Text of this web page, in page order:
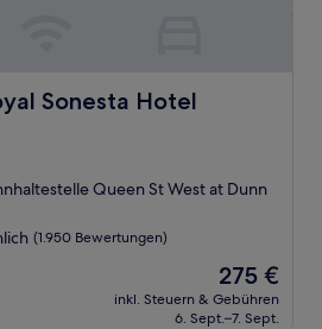
Sonesta Hotel
Hotel Toronto
Queen St West at Dunn
(1.950 Bewertungen)
Der
Preis
beträgt
275 €
inkl. Steuern & Gebühren
6. Sept.–7. Sept.